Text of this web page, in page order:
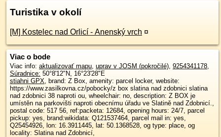
Turistika v okolí
[M] Kostelec nad Orlicí - Anenský vrch ¤
Viac o bode
Viac info: aktualizovať mapu, uprav v JOSM (pokročilé), 9254341178,
Súradnice: 50°8'12"N, 16°23'28"E
stiahni GPX, brand: Z Box, amenity: parcel locker, website:
https://www.zasilkovna.cz/pobocky/z box slatina nad zdobnici slatina
nad zdobnici 38 naproti ou, wheelchair: no, description: Z BOX je
umístěn na parkovišti naproti obecnímu úřadu ve Slatině nad Zdobnicí.,
postal code: 517 56, ref:packeta: 12684, opening hours: 24/7, parcel
pickup: yes, brand:wikidata: Q121537464, parcel mail in: yes,
Q25454926, lon: 16.3911445, lat: 50.1368528, og type: place, og
locality: Slatina nad Zdobnicí,